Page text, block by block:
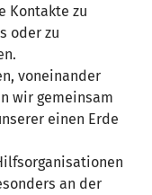
Kontakte zu
oder zu
voneinander
wir gemeinsam
einen Erde
an der